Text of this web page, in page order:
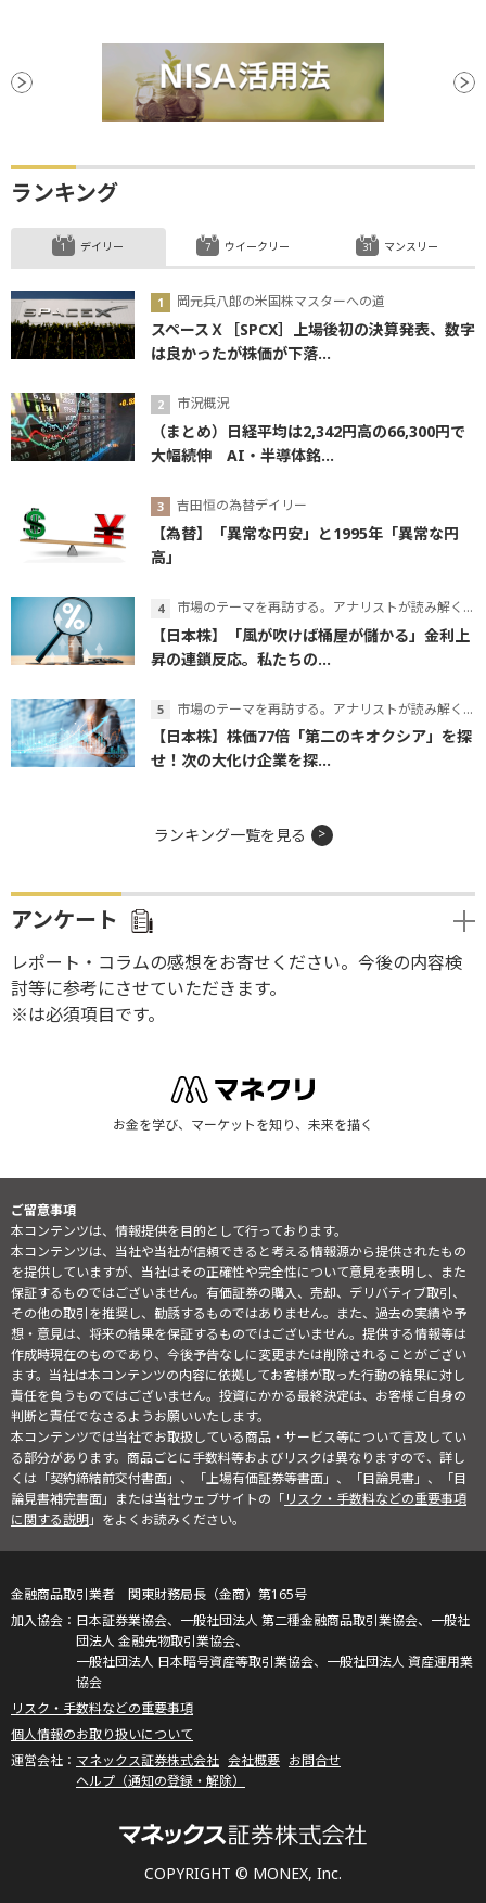
ランキング
デイリー
岡元兵八郎の米国株マスターへの道
スペースＸ［SPCX］上場後初の決算発表、数字
は良かったが株価が下落...
市況概況
（まとめ）日経平均は2,342円高の66,300円で
大幅続伸 AI・半導体銘...
吉田恒の為替デイリー
【為替】「異常な円安」と1995年「異常な円
高」
市場のテーマを再訪する。アナリストが読み解くテーマの本質
【日本株】「風が吹けば桶屋が儲かる」金利上
昇の連鎖反応。私たちの...
市場のテーマを再訪する。アナリストが読み解くテーマの本質
【日本株】株価77倍「第二のキオクシア」を探
せ！次の大化け企業を探...
ウイークリー マンスリー
ランキング一覧を見る
アンケート
レポート・コラムの感想をお寄せください。今後の内容検
討等に参考にさせていただきます。
※は必須項目です。
お金を学び、マーケットを知り、未来を描く
ご留意事項
本コンテンツは、情報提供を目的として行っております。
本コンテンツは、当社や当社が信頼できると考える情報源から提供されたもの
を提供していますが、当社はその正確性や完全性について意見を表明し、また
保証するものではございません。有価証券の購入、売却、デリバティブ取引、
その他の取引を推奨し、勧誘するものではありません。また、過去の実績や予
想・意見は、将来の結果を保証するものではございません。提供する情報等は
作成時現在のものであり、今後予告なしに変更または削除されることがござい
ます。当社は本コンテンツの内容に依拠してお客様が取った行動の結果に対し
責任を負うものではございません。投資にかかる最終決定は、お客様ご自身の
判断と責任でなさるようお願いいたします。
本コンテンツでは当社でお取扱している商品・サービス等について言及してい
る部分があります。商品ごとに手数料等およびリスクは異なりますので、詳し
くは「契約締結前交付書面」、「上場有価証券等書面」、「目論見書」、「目
論見書補完書面」または当社ウェブサイトの「リスク・手数料などの重要事項
に関する説明」をよくお読みください。
COPYRIGHT © MONEX, Inc.
金融商品取引業者 関東財務局長（金商）第165号
日本証券業協会、一般社団法人 第二種金融商品取引業協会、一般社
団法人 金融先物取引業協会、
一般社団法人 日本暗号資産等取引業協会、一般社団法人 資産運用業
協会
リスク・手数料などの重要事項
個人情報のお取り扱いについて
マネックス証券株式会社 会社概要 お問合せ
ヘルプ（通知の登録・解除）